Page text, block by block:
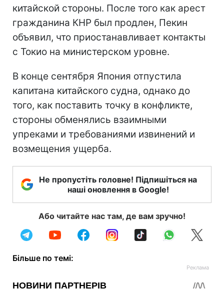
китайской стороны. После того как арест
гражданина КНР был продлен, Пекин
объявил, что приостанавливает контакты
с Токио на министерском уровне.
В конце сентября Япония отпустила
капитана китайского судна, однако до
того, как поставить точку в конфликте,
стороны обменялись взаимными
упреками и требованиями извинений и
возмещения ущерба.
Не пропустіть головне! Підпишіться на
наші оновлення в Google!
Або читайте нас там, де вам зручно!
Більше по темі: